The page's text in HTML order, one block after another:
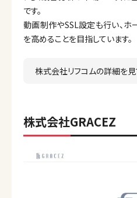
です。
動画制作やSSL設定も行い、
を高めることを目指しています。
株式会社リフコムの詳細を
株式会社GRACEZ